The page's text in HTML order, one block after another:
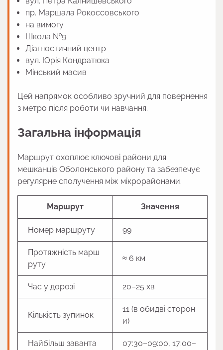
пр. Маршала Рокоссовського
на вимогу
Школа №9
Діагностичний центр
вул. Юрія Кондратюка
Мінський масив
Цей напрямок особливо зручний для повернення
з метро після роботи чи навчання.
Загальна інформація
Маршрут охоплює ключові райони для
мешканців Оболонського району та забезпечує
регулярне сполучення між мікрорайонами.
Маршрут Значення
Номер маршруту 99
Протяжність марш
руту
≈ 6 км
Час у дорозі 20–25 хв
Кількість зупинок
11 (в обидві сторон
и)
Найбільш заванта
07:30–09:00, 17:00–